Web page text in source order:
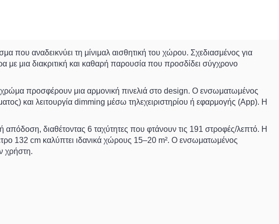
που αναδεικνύει τη μίνιμαλ αισθητική του χώρου. Σχεδιασμένος για
με μια διακριτική και καθαρή παρουσία που προσδίδει σύγχρονο
χρώμα προσφέρουν μια αρμονική πινελιά στο design. Ο ενσωματωμένος
και λειτουργία dimming μέσω τηλεχειριστηρίου ή εφαρμογής (App). Η
απόδοση, διαθέτοντας 6 ταχύτητες που φτάνουν τις 191 στροφές/λεπτό. Η
132 cm καλύπτει ιδανικά χώρους 15–20 m². Ο ενσωματωμένος
χρήστη.